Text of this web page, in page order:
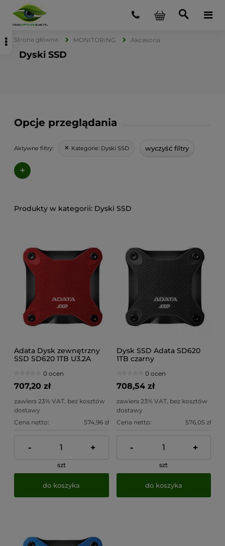
Strona główna MONITORING Akcesoria
Dyski SSD
Opcje przeglądania
Aktywne filtry: Kategorie: Dyski SSD wyczyść filtry
+
Dyski SSD
Adata Dysk zewnętrzny
SSD SD620 1TB U3.2A
0 ocen
707,20 zł
zawiera 23% VAT, bez kosztów
dostawy
Cena netto:
574,96 zł
- +
szt
do koszyka
Dysk SSD Adata SD620
1TB czarny
0 ocen
708,54 zł
zawiera 23% VAT, bez kosztów
dostawy
Cena netto:
576,05 zł
- +
szt
do koszyka